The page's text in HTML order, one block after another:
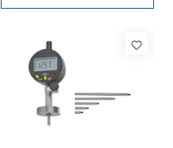
inkl. Verlängerungen: 10, 20,
Messtiefe: 125 mm Messuhr /
Messbereich: 10
mmMessbrücke: 102 x 17 mm